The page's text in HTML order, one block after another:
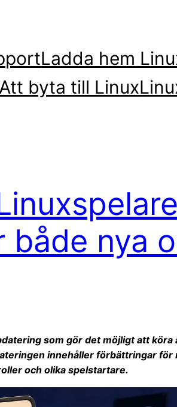
Ladda hem
Att byta till Linux
nya
som gör det möjligt att köra
innehåller förbättringar för
och olika spelstartare.